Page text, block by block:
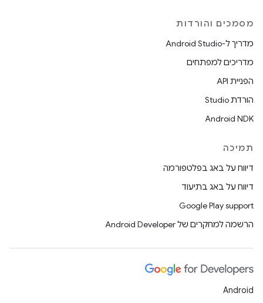
מסמכים והורדות
מדריך ל-Android Studio
מדריכים למפתחים
הפניית API
הורדת Studio
Android NDK
תמיכה
דיווח על באג בפלטפורמה
דיווח על באג בתיעוד
Google Play support
הרשמה למחקרים של Android Developer
Android